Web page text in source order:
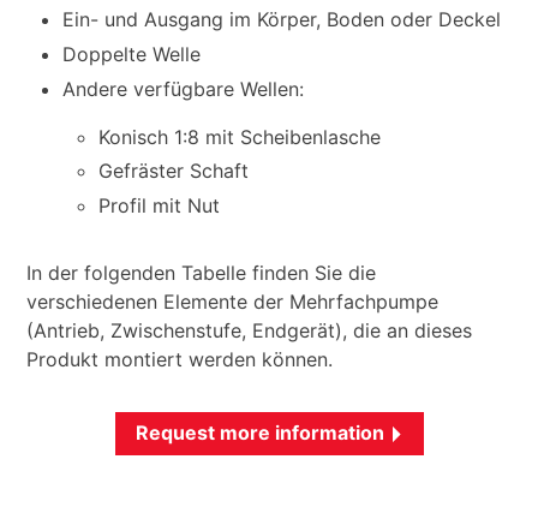
Ein- und Ausgang im Körper, Boden oder Deckel
Doppelte Welle
Andere verfügbare Wellen:
Konisch 1:8 mit Scheibenlasche
Gefräster Schaft
Profil mit Nut
In der folgenden Tabelle finden Sie die
verschiedenen Elemente der Mehrfachpumpe
(Antrieb, Zwischenstufe, Endgerät), die an dieses
Produkt montiert werden können.
Request more information